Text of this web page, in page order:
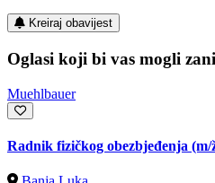
Kreiraj obavijest
Oglasi koji bi vas mogli
Muehlbauer
Radnik fizičkog obezbjeđenja (m/